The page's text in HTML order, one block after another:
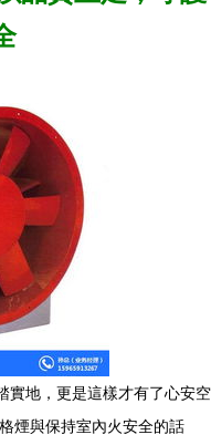
實地，更是這樣才有了心安空
煙與保持室內火安全的話